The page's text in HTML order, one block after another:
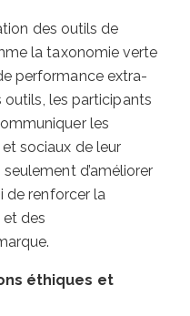
des outils de
la taxonomie verte
performance extra-
outils, les participants
les
sociaux de leur
d’améliorer
de renforcer la
des
éthiques et